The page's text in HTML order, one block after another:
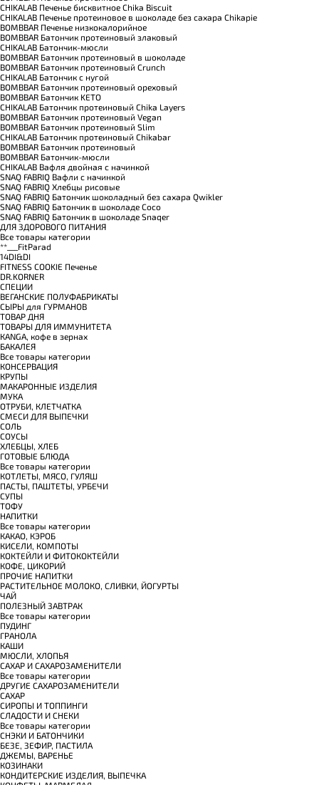
CHIKALAB Печенье бисквитное Chika Biscuit
CHIKALAB Печенье протеиновое в шоколаде без сахара Chikapie
BOMBBAR Печенье низкокалорийное
BOMBBAR Батончик протеиновый злаковый
CHIKALAB Батончик-мюсли
BOMBBAR Батончик протеиновый в шоколаде
BOMBBAR Батончик протеиновый Crunch
CHIKALAB Батончик с нугой
BOMBBAR Батончик протеиновый ореховый
BOMBBAR Батончик KETO
CHIKALAB Батончик протеиновый Chika Layers
BOMBBAR Батончик протеиновый Vegan
BOMBBAR Батончик протеиновый Slim
CHIKALAB Батончик протеиновый Chikabar
BOMBBAR Батончик протеиновый
BOMBBAR Батончик-мюсли
CHIKALAB Вафля двойная с начинкой
SNAQ FABRIQ Вафли с начинкой
SNAQ FABRIQ Хлебцы рисовые
SNAQ FABRIQ Батончик шоколадный без сахара Qwikler
SNAQ FABRIQ Батончик в шоколаде Coco
SNAQ FABRIQ Батончик в шоколаде Snaqer
ДЛЯ ЗДОРОВОГО ПИТАНИЯ
Все товары категории
**___FitParad
14DI&DI
FITNESS COOKIE Печенье
DR.KORNER
СПЕЦИИ
ВЕГАНСКИЕ ПОЛУФАБРИКАТЫ
СЫРЫ для ГУРМАНОВ
TОВАР ДНЯ
TОВАРЫ ДЛЯ ИММУНИТЕТА
КANGA, кофе в зернах
БАКАЛЕЯ
Все товары категории
КОНСЕРВАЦИЯ
КРУПЫ
МАКАРОННЫЕ ИЗДЕЛИЯ
МУКА
ОТРУБИ, КЛЕТЧАТКА
СМЕСИ ДЛЯ ВЫПЕЧКИ
СОЛЬ
СОУСЫ
ХЛЕБЦЫ, ХЛЕБ
ГОТОВЫЕ БЛЮДА
Все товары категории
КОТЛЕТЫ, МЯСО, ГУЛЯШ
ПАСТЫ, ПАШТЕТЫ, УРБЕЧИ
СУПЫ
ТОФУ
НАПИТКИ
Все товары категории
КАКАО, КЭРОБ
КИСЕЛИ, КОМПОТЫ
КОКТЕЙЛИ И ФИТОКОКТЕЙЛИ
КОФЕ, ЦИКОРИЙ
ПРОЧИЕ НАПИТКИ
РАСТИТЕЛЬНОЕ МОЛОКО, СЛИВКИ, ЙОГУРТЫ
ЧАЙ
ПОЛЕЗНЫЙ ЗАВТРАК
Все товары категории
ПУДИНГ
ГРАНОЛА
КАШИ
МЮСЛИ, ХЛОПЬЯ
САХАР И САХАРОЗАМЕНИТЕЛИ
Все товары категории
ДРУГИЕ САХАРОЗАМЕНИТЕЛИ
САХАР
СИРОПЫ И ТОППИНГИ
СЛАДОСТИ И СНЕКИ
Все товары категории
СНЭКИ И БАТОНЧИКИ
БЕЗЕ, ЗЕФИР, ПАСТИЛА
ДЖЕМЫ, ВАРЕНЬЕ
КОЗИНАКИ
КОНДИТЕРСКИЕ ИЗДЕЛИЯ, ВЫПЕЧКА